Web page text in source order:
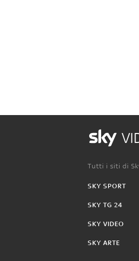
Tutti i siti di
SKY SPORT
SKY TG 24
SKY VIDEO
SKY ARTE